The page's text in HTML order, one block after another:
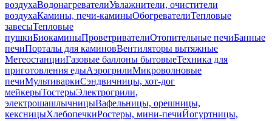
воздухаВодонагревателиУвлажнители, очистители
воздухаКамины, печи-каминыОбогревателиТепловые
завесыТепловые
пушкиБиокаминыПроветривателиОтопительные печиБанные
печиПорталы для каминовВентиляторы вытяжные
МетеостанцииГазовые баллоны бытовыеТехника для
приготовления едыАэрогрилиМикроволновые
печиМультиваркиСэндвичницы, хот-дог
мейкерыТостерыЭлектрогрили,
электрошашлычницыВафельницы, орешницы,
кексницыХлебопечкиРостеры, мини-печиЙогуртницы,